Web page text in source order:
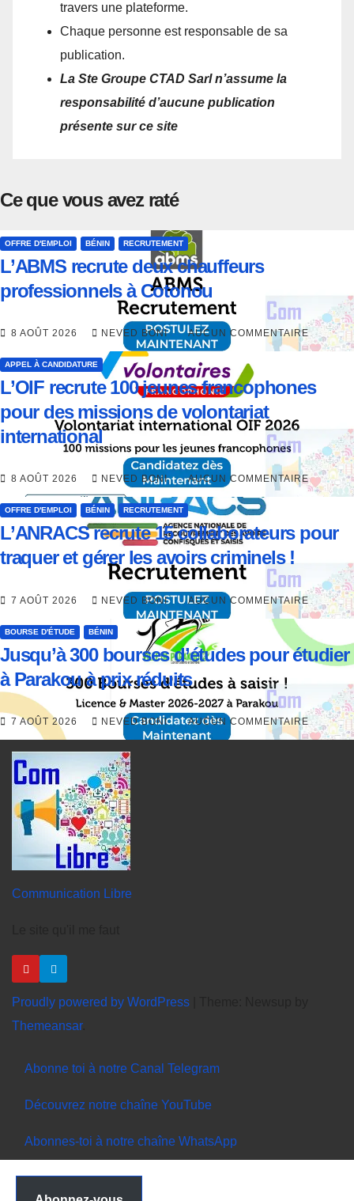
travers une plateforme.
Chaque personne est responsable de sa
publication.
La Ste Groupe CTAD Sarl n’assume la
responsabilité d’aucune publication
présente sur ce site
Ce que vous avez raté
OFFRE D'EMPLOI BÉNIN RECRUTEMENT
L’ABMS recrute deux chauffeurs
professionnels à Cotonou
8 AOÛT 2026 NEVED BONI AUCUN COMMENTAIRE
APPEL À CANDIDATURE
L’OIF recrute 100 jeunes francophones
pour des missions de volontariat
international
8 AOÛT 2026 NEVED BONI AUCUN COMMENTAIRE
OFFRE D'EMPLOI BÉNIN RECRUTEMENT
L’ANRACS recrute 15 collaborateurs pour
traquer et gérer les avoirs criminels !
7 AOÛT 2026 NEVED BONI AUCUN COMMENTAIRE
BOURSE D'ÉTUDE BÉNIN
Jusqu’à 300 bourses d’études pour étudier
à Parakou à prix réduits
7 AOÛT 2026 NEVED BONI AUCUN COMMENTAIRE
Communication Libre
Proudly powered by WordPress
Themeansar.
Abonne toi à notre Canal Telegram
Découvrez notre chaîne YouTube
Abonnes-toi à notre chaîne WhatsApp